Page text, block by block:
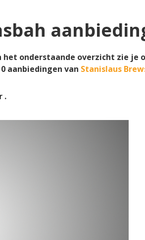
het onderstaande overzicht zie je
0 aanbiedingen van Stanislaus
.